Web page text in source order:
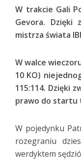
W trakcie Gali
Gevora. Dzięki
mistrza świata
W walce
10 KO)
115:114. Dzięki
prawo do startu
W pojedynku
rozegraniu
werdyktem